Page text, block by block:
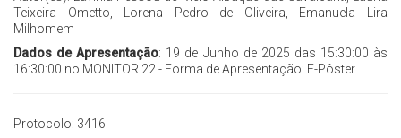
Teixeira Ometto, Lorena Pedro de Oliveira, Emanuela Lira
Milhomem
Dados de Apresentação: 19 de Junho de 2025 das 15:30:00 às
16:30:00 no MONITOR 22 - Forma de Apresentação: E-Pôster
Protocolo: 3416